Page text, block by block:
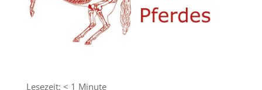
Lesezeit: < 1 Minute